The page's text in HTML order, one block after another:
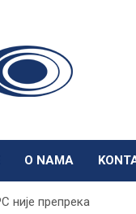
O NAMA
није препрека